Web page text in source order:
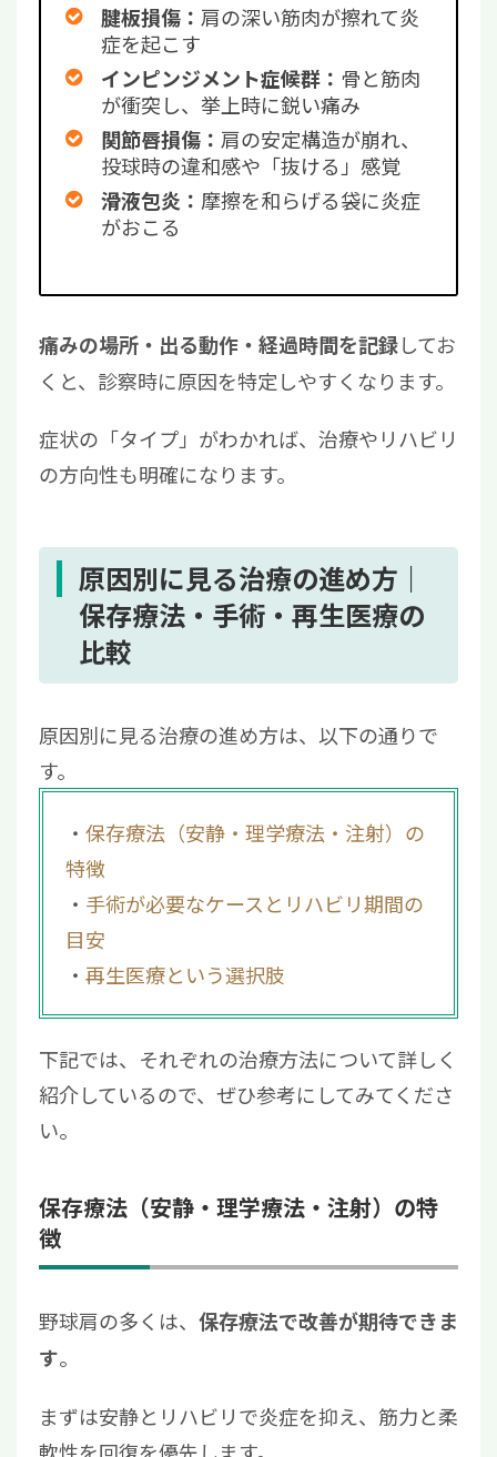
腱板損傷： 肩の深い筋肉が擦れて炎
症を起こす
インピンジメント症候群： 骨と筋肉
が衝突し、挙上時に鋭い痛み
関節唇損傷： 肩の安定構造が崩れ、
投球時の違和感や「抜ける」感覚
滑液包炎： 摩擦を和らげる袋に炎症
がおこる
痛みの場所・出る動作・経過時間を記録してお
くと、診察時に原因を特定しやすくなります。
症状の「タイプ」がわかれば、治療やリハビリ
の方向性も明確になります。
原因別に見る治療の進め方｜
保存療法・手術・再生医療の
比較
原因別に見る治療の進め方は、以下の通りで
す。
保存療法（安静・理学療法・注射）の
特徴
手術が必要なケースとリハビリ期間の
目安
再生医療という選択肢
下記では、それぞれの治療方法について詳しく
紹介しているので、ぜひ参考にしてみてくださ
い。
保存療法（安静・理学療法・注射）の特
徴
野球肩の多くは、 保存療法で改善が期待できま
す。
まずは安静とリハビリで炎症を抑え、筋力と柔
軟性を回復を優先します。